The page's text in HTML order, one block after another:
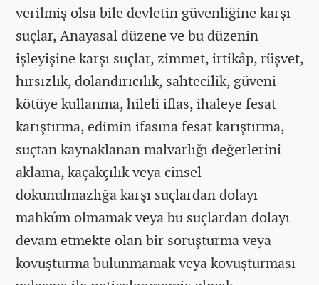
verilmiş olsa bile devletin güvenliğine karşı
suçlar, Anayasal düzene ve bu düzenin
işleyişine karşı suçlar, zimmet, irtikâp, rüşvet,
hırsızlık, dolandırıcılık, sahtecilik, güveni
kötüye kullanma, hileli iflas, ihaleye fesat
karıştırma, edimin ifasına fesat karıştırma,
suçtan kaynaklanan malvarlığı değerlerini
aklama, kaçakçılık veya cinsel
dokunulmazlığa karşı suçlardan dolayı
mahkûm olmamak veya bu suçlardan dolayı
devam etmekte olan bir soruşturma veya
kovuşturma bulunmamak veya kovuşturması